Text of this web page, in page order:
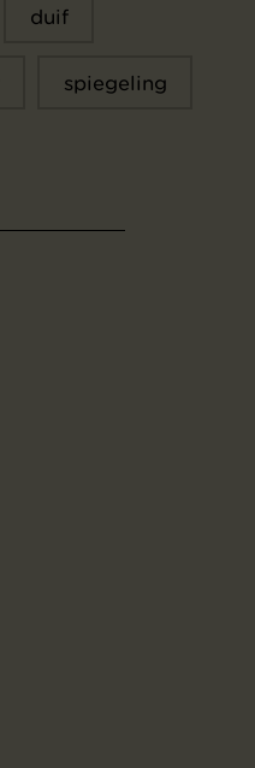
duif
spiegeling